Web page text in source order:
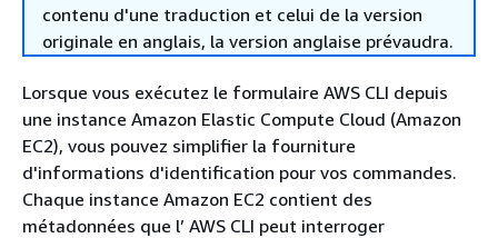
contenu d'une traduction et celui de la version
originale en anglais, la version anglaise prévaudra.
Lorsque vous exécutez le formulaire AWS CLI depuis
une instance Amazon Elastic Compute Cloud (Amazon
EC2), vous pouvez simplifier la fourniture
d'informations d'identification pour vos commandes.
Chaque instance Amazon EC2 contient des
métadonnées que l’ AWS CLI peut interroger